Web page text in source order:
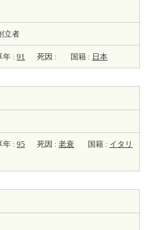
立者
年 : 91 死因 : 国籍 : 日本
年 : 95 死因 : 老衰 国籍 : イタリ